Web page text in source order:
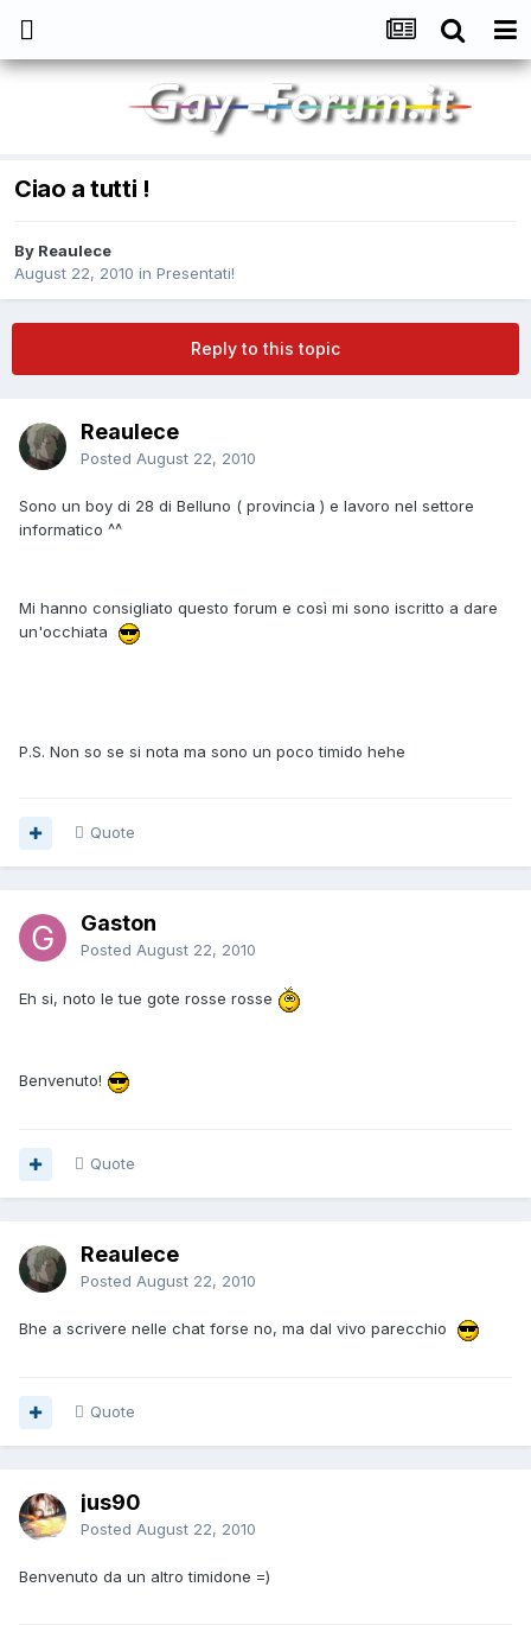
Ciao a tutti !
By Reaulece
August 22, 2010 in Presentati!
Reply to this topic
Reaulece
Posted August 22, 2010
Sono un boy di 28 di Belluno ( provincia ) e lavoro nel settore
informatico ^^
Mi hanno consigliato questo forum e così mi sono iscritto a dare
un'occhiata
P.S. Non so se si nota ma sono un poco timido hehe
Quote
Gaston
Posted August 22, 2010
Eh si, noto le tue gote rosse rosse
Benvenuto!
Quote
Reaulece
Posted August 22, 2010
Bhe a scrivere nelle chat forse no, ma dal vivo parecchio
Quote
jus90
Posted August 22, 2010
Benvenuto da un altro timidone =)